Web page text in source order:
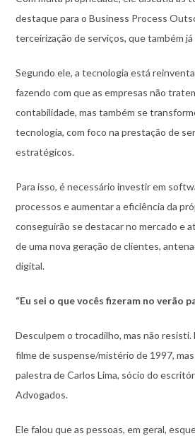
destaque para o Business Process
terceirização de serviços, que também já
Segundo ele, a tecnologia está
fazendo com que as empresas não
contabilidade, mas também se
tecnologia, com foco na prestação de
estratégicos.
Para isso, é necessário investir em
processos e aumentar a eficiência da
conseguirão se destacar no mercado e
de uma nova geração de clientes,
digital.
“Eu sei o que vocês fizeram no verão
Desculpem o trocadilho, mas não
filme de suspense/mistério de 1997,
palestra de Carlos Lima, sócio do
Advogados.
Ele falou que as pessoas, em geral,